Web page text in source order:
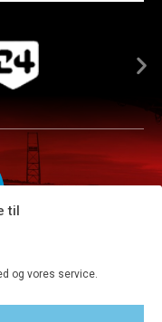
til
og vores service.
man-fre kl. 9-15